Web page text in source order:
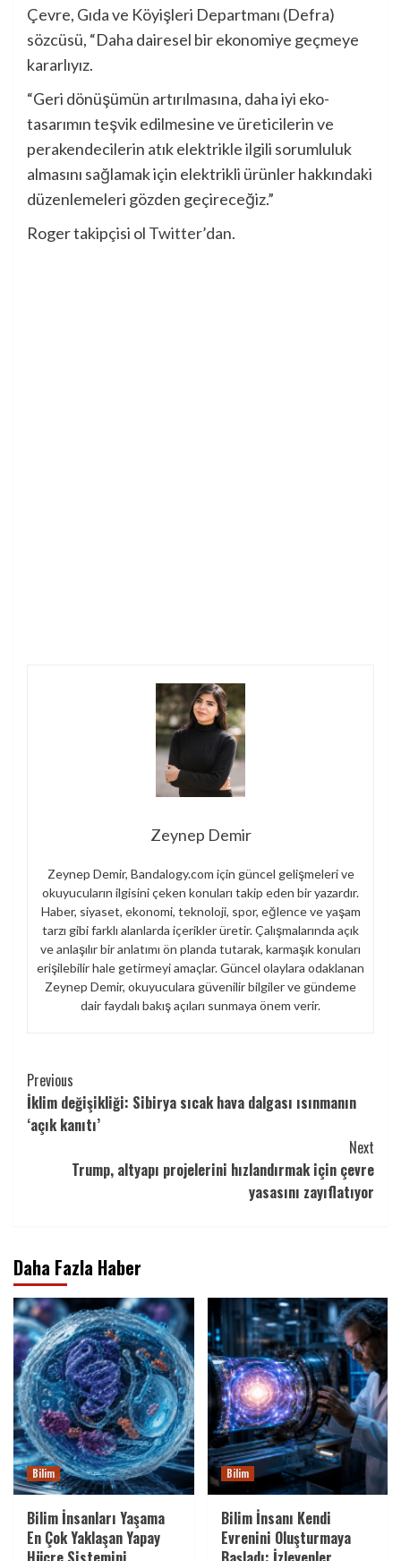
Çevre, Gıda ve Köyişleri Departmanı (Defra)
sözcüsü, “Daha dairesel bir ekonomiye geçmeye
kararlıyız.
“Geri dönüşümün artırılmasına, daha iyi eko-
tasarımın teşvik edilmesine ve üreticilerin ve
perakendecilerin atık elektrikle ilgili sorumluluk
almasını sağlamak için elektrikli ürünler hakkındaki
düzenlemeleri gözden geçireceğiz.”
Roger takipçisi ol Twitter’dan.
Zeynep Demir
Zeynep Demir, Bandalogy.com için güncel gelişmeleri ve
okuyucuların ilgisini çeken konuları takip eden bir yazardır.
Haber, siyaset, ekonomi, teknoloji, spor, eğlence ve yaşam
tarzı gibi farklı alanlarda içerikler üretir. Çalışmalarında açık
ve anlaşılır bir anlatımı ön planda tutarak, karmaşık konuları
erişilebilir hale getirmeyi amaçlar. Güncel olaylara odaklanan
Zeynep Demir, okuyuculara güvenilir bilgiler ve gündeme
dair faydalı bakış açıları sunmaya önem verir.
Continue
Reading
Previous
İklim değişikliği: Sibirya sıcak hava dalgası ısınmanın
‘açık kanıtı’
Next
Trump, altyapı projelerini hızlandırmak için çevre
yasasını zayıflatıyor
Daha Fazla Haber
Bilim
Bilim İnsanları Yaşama
En Çok Yaklaşan Yapay
Bilim
Bilim İnsanı Kendi
Evrenini Oluşturmaya